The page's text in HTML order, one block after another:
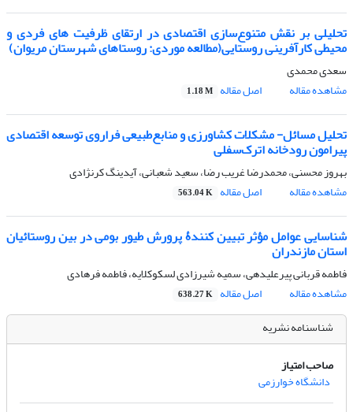
تحلیلی بر نقش متنوع‌سازی اقتصادی در ارتقای ظرفیت های فردی و
محیطی کارآفرینی روستایی(مطالعه موردی: روستاهای شهرستان مریوان)
سعدی محمدی
مشاهده مقاله
اصل مقاله 1.18 M
تحلیل مسائل- مشکلات کشاورزی و منابع‌طبیعی فراروی توسعه اقتصادی
پیرامون رودخانه اترک‌سفلی
بهروز محسنی، محمدرضا غریب رضا، سعید شعبانی، آیدینگ کرنژادی
مشاهده مقاله
اصل مقاله 563.04 K
شناسایی عوامل مؤثر تبیین کنندۀ پرورش طیور بومی در بین روستائیان
استان مازندران ‌
فاطمه قربانی پیرعلیدهی، سمیه شیرزادی لسکوکلایه، فاطمه فرهادی
مشاهده مقاله
اصل مقاله 638.27 K
شناسنامه نشریه
صاحب امتیاز
دانشگاه خوارزمی